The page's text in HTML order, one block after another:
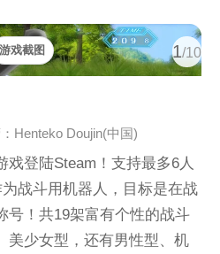
1/10
游戏截图
Henteko Doujin(中国)
戏登陆Steam！支持最多6人
战斗用机器人，目标是在战
号！共19架富有个性的战斗
美少女型，还有男性型、机